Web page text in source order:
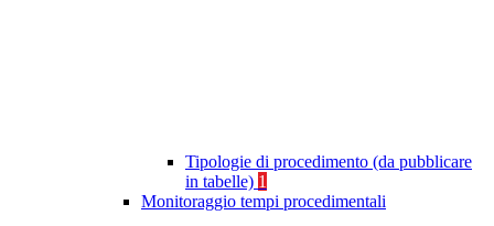
Tipologie di procedimento (da pubblicare
in tabelle) 1
Monitoraggio tempi procedimentali